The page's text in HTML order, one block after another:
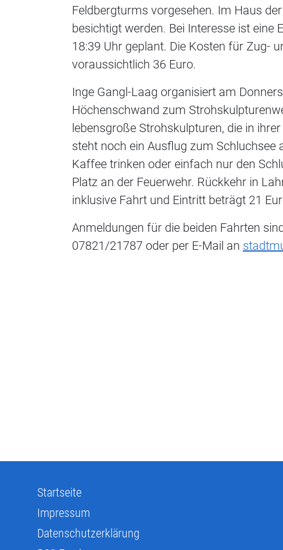
Feldbergturms vorgesehen. Im Haus
besichtigt werden. Bei Interesse ist
18:39 Uhr geplant. Die Kosten für Zug-
voraussichtlich 36 Euro.
Inge Gangl-Laag organisiert am
Höchenschwand zum
lebensgroße Strohskulpturen, die in
steht noch ein Ausflug zum
Kaffee trinken oder einfach nur den
Platz an der Feuerwehr. Rückkehr in
inklusive Fahrt und Eintritt beträgt 21
Anmeldungen für die beiden Fahrten
07821/21787 oder per E-Mail an
Startseite
Impressum
Datenschutzerklärung